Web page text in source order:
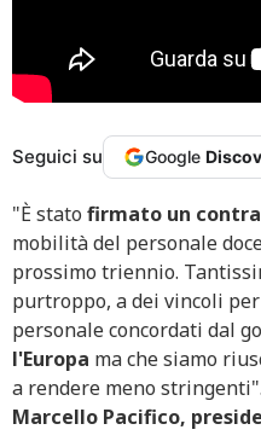
Seguici su Google
"È stato firmato un
mobilità del personale
prossimo triennio.
purtroppo, a dei vincoli
personale concordati dal
l'Europa ma che siamo
a rendere meno
Marcello Pacifico,